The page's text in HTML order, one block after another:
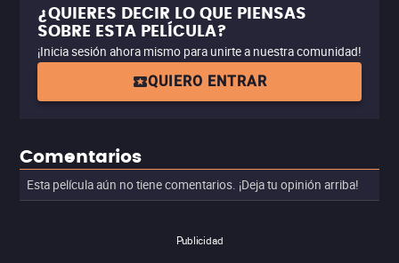
¿QUIERES DECIR LO QUE PIENSAS
SOBRE ESTA PELÍCULA?
¡Inicia sesión ahora mismo para unirte a nuestra comunidad!
QUIERO ENTRAR
Comentarios
Esta película aún no tiene comentarios. ¡Deja tu opinión arriba!
Publicidad